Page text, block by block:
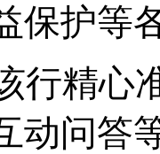
保护等
行精心
动问答